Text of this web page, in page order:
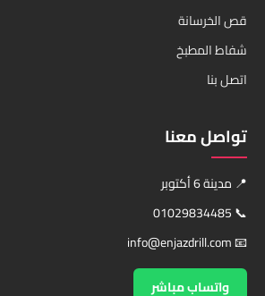
قص الخرسانة
شفاط المطبخ
اتصل بنا
تواصل معنا
📍 مدينة 6 أكتوبر
📞
01029834485
📧
info@enjazdrill.com
واتساب مباشر